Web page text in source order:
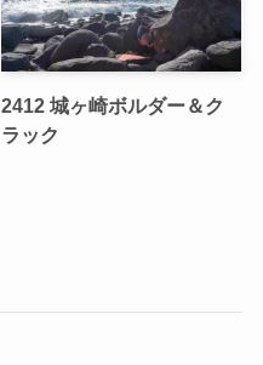
2412 城ヶ崎ボルダー＆ク
ラック